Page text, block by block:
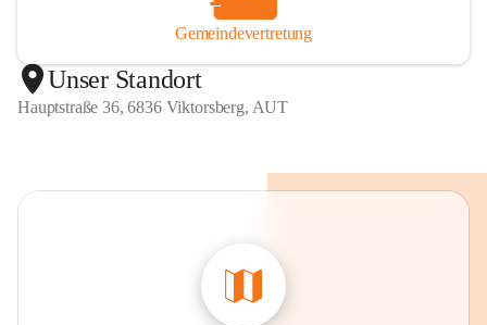
Gemeindevertretung
Unser Standort
Hauptstraße 36, 6836 Viktorsberg, AUT